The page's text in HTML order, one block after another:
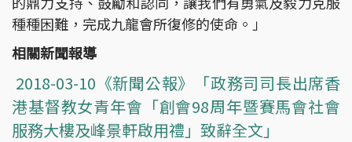
種種困難，完成九龍會所復修的使命。」
相關新聞報導
2018-03-10《新聞公報》「政務司司長出席香
港基督教女青年會「創會98周年暨賽馬會社會
服務大樓及峰景軒啟用禮」致辭全文」